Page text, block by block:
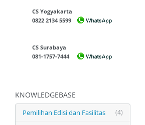
CS Yogyakarta
0822 2134 5599
CS Surabaya
081-1757-7444
KNOWLEDGEBASE
(4)
Pemilihan Edisi dan Fasilitas